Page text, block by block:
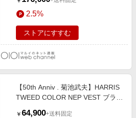
2.5%
ストアにすすむ
【50th Anniv . 菊池武夫】HARRIS
TWEED COLOR NEP VEST ブラッ
￥ 64,900+送料固定